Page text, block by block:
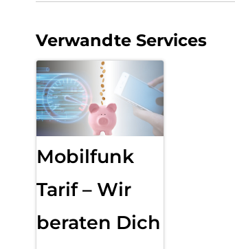
Verwandte Services
Mobilfunk
Tarif – Wir
beraten Dich